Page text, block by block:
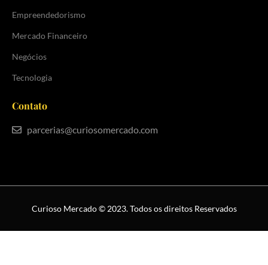
Empreendedorismo
Mercado Financeiro
Negócios
Tecnologia
Contato
parcerias@curiosomercado.com
Curioso Mercado © 2023. Todos os direitos Reservados